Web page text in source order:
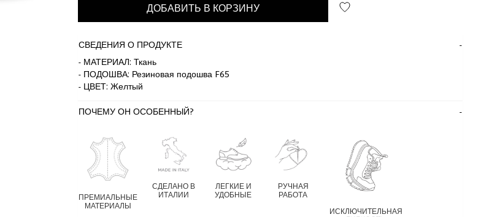
ДОБАВИТЬ В КОРЗИНУ
СВЕДЕНИЯ О ПРОДУКТЕ
- МАТЕРИАЛ: Ткань
- ПОДОШВА: Резиновая подошва F65
- ЦВЕТ: Желтый
ПОЧЕМУ ОН ОСОБЕННЫЙ?
ПРЕМИАЛЬНЫЕ
МАТЕРИАЛЫ
СДЕЛАНО В
ИТАЛИИ
ЛЕГКИЕ И
УДОБНЫЕ
РУЧНАЯ
РАБОТА
ИСКЛЮЧИТЕЛЬНАЯ